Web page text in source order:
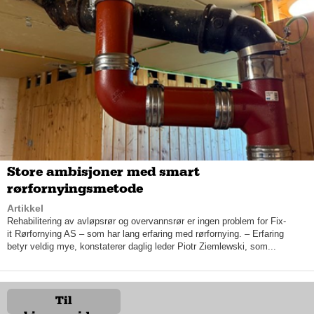
kostnader sammen med kunden, og blir enige om hva som er
det beste- og rimeligste utfallet.
Billigere enn å bytte ut ovnen
ikke nødvendigvis møter dagens sikkerhet- og funksjonskrav
lengre, og at mange blir nødt til å utføre endringer for å få et
velfungerende fyringsanlegg. Under Koronapandemien
Store ambisjoner med smart
rørfornyingsmetode
Artikkel
Rehabilitering av avløpsrør og overvannsrør er ingen problem for Fix-
it Rørfornying AS – som har lang erfaring med rørfornying. – Erfaring
betyr veldig mye, konstaterer daglig leder Piotr Ziemlewski, som...
Til